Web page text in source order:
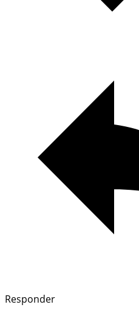
Responder